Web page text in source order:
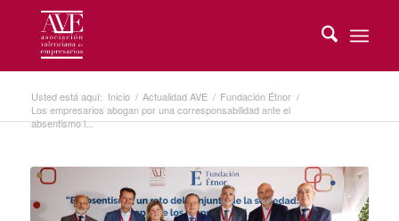
Usted está aquí: Inicio / Actualidad AVE / Fundación Étnor /
Los empresarios abogan por una corresponsabilidad ante el
absentismo l...